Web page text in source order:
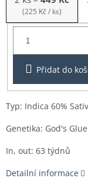
(225 Kč / ks)
Balení:
Přidat do
Typ: Indica 60%
Genetika: God's
In, out: 63 týdnů
Detailní informace